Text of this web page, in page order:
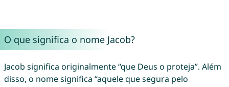
O que significa o nome Jacob?
Jacob significa originalmente “que Deus o proteja”. Além
disso, o nome significa “aquele que segura pelo